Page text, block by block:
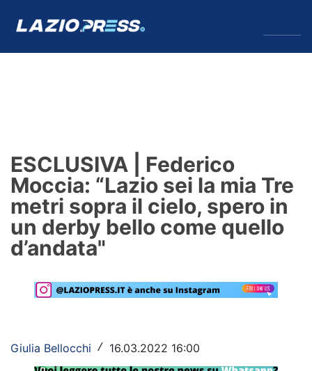
Formello
Infortuni
Primavera
Lazio Women
Social
ESCLUSIVA | Federico
Moccia: “Lazio sei la mia Tre
metri sopra il cielo, spero in
un derby bello come quello
d’andata"
Giulia Bellocchi / 16.03.2022 16:00